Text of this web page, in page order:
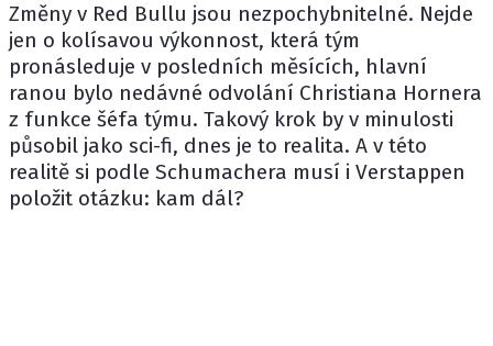
Změny v Red Bullu jsou nezpochybnitelné. Nejde
jen o kolísavou výkonnost, která tým
pronásleduje v posledních měsících, hlavní
ranou bylo nedávné odvolání Christiana Hornera
z funkce šéfa týmu. Takový krok by v minulosti
působil jako sci-fi, dnes je to realita. A v této
realitě si podle Schumachera musí i Verstappen
položit otázku: kam dál?